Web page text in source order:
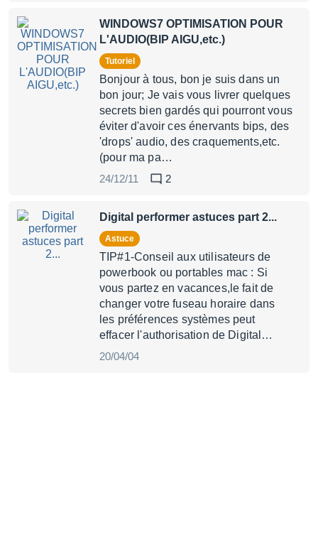
WINDOWS7 OPTIMISATION POUR
L'AUDIO(BIP AIGU,etc.)
Tutoriel
Bonjour à tous, bon je suis dans un
bon jour; Je vais vous livrer quelques
secrets bien gardés qui pourront vous
éviter d'avoir ces énervants bips, des
'drops' audio, des craquements,etc.
(pour ma pa…
24/12/11
2
Digital performer astuces part 2...
Astuce
TIP#1-Conseil aux utilisateurs de
powerbook ou portables mac : Si
vous partez en vacances,le fait de
changer votre fuseau horaire dans
les préférences systèmes peut
effacer l'authorisation de Digital…
20/04/04